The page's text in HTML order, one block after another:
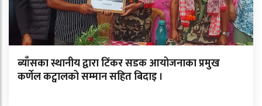
ब्याँसका स्थानीय द्वारा टिंकर सडक आयोजनाका प्रमुख
कर्णेल कट्वालको सम्मान सहित बिदाइ ।